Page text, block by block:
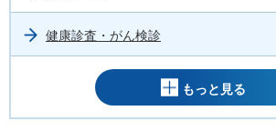
健康診査・がん検診
もっと見る